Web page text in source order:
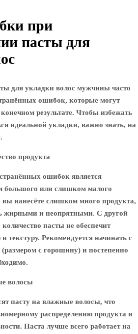
при
пасты для
для укладки волос мужчины часто
ошибок, которые могут
результате. Чтобы избежать
идеальной укладки, важно знать, на
продукта
ошибок является
большого или слишком малого
вы нанесёте слишком много продукта,
жирными и неопрятными. С другой
пасты не обеспечит
текстуру. Рекомендуется начинать с
с горошину) и постепенно
волосы
пасту на влажные волосы, что
распределению продукта и
Паста лучше всего работает на